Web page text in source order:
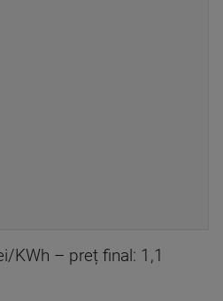
KWh – preț final: 1,1